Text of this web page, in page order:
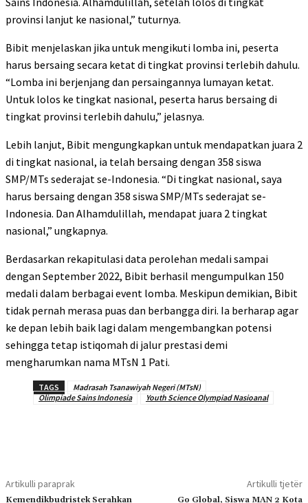
provinsi lanjut ke nasional,” tuturnya.
Bibit menjelaskan jika untuk mengikuti lomba ini, peserta
harus bersaing secara ketat di tingkat provinsi terlebih dahulu.
“Lomba ini berjenjang dan persaingannya lumayan ketat.
Untuk lolos ke tingkat nasional, peserta harus bersaing di
tingkat provinsi terlebih dahulu,” jelasnya.
Lebih lanjut, Bibit mengungkapkan untuk mendapatkan juara 2
di tingkat nasional, ia telah bersaing dengan 358 siswa
SMP/MTs sederajat se-Indonesia. “Di tingkat nasional, saya
harus bersaing dengan 358 siswa SMP/MTs sederajat se-
Indonesia. Dan Alhamdulillah, mendapat juara 2 tingkat
nasional,” ungkapnya.
Berdasarkan rekapitulasi data perolehan medali sampai
dengan September 2022, Bibit berhasil mengumpulkan 150
medali dalam berbagai event lomba. Meskipun demikian, Bibit
tidak pernah merasa puas dan berbangga diri. Ia berharap agar
ke depan lebih baik lagi dalam mengembangkan potensi
sehingga tetap istiqomah di jalur prestasi demi
mengharumkan nama MTsN 1 Pati.
TAGS
Madrasah Tsanawiyah Negeri (MTsN)
Olimpiade Sains Indonesia
Youth Science Olympiad Nasioanal
Artikulli paraprak
Kemendikbudristek Serahkan
Artikulli tjetër
Go Global, Siswa MAN 2 Kota